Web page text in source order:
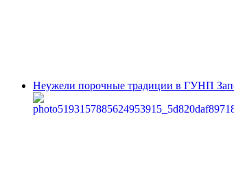
Неужели порочные традиции в ГУНП